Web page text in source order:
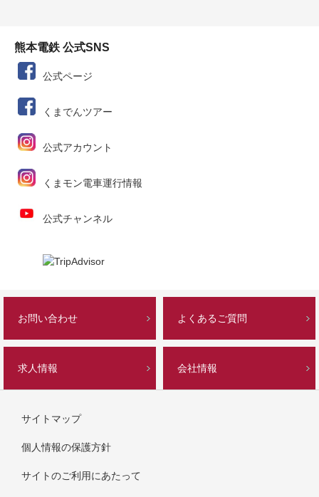
熊本電鉄 公式SNS
公式ページ
くまでんツアー
公式アカウント
くまモン電車運行情報
公式チャンネル
お問い合わせ よくあるご質問
求人情報 会社情報
サイトマップ
個人情報の保護方針
サイトのご利用にあたって